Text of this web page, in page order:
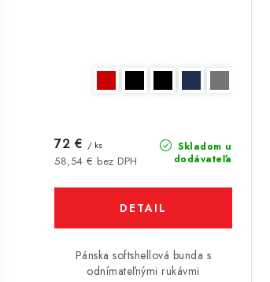
Skladom u
dodávateľa
58,54 € bez DPH
72 € / ks
DETAIL
Pánska softshellová bunda s
odnímateľnými rukávmi